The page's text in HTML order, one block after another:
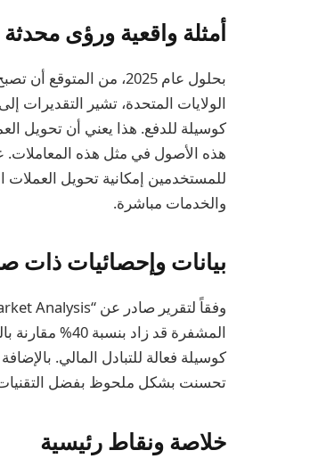
أمثلة واقعية ورؤى محدثة
بحلول عام 2025، من
كوسيلة للدفع. هذا يعني أن تحويل
للمستخدمين إمكانية تحويل
والخدمات مباشرة.
بيانات وإحصائيات ذات
كوسيلة فعالة للتبادل المالي.
تحسنت بشكل ملحوظ بفضل التقنيات
خلاصة ونقاط رئيسية